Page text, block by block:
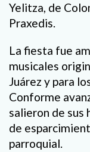
Yelitza, de
Praxedis.
La fiesta fue
musicales
Juárez y para
Conforme
salieron de sus
de
parroquial.